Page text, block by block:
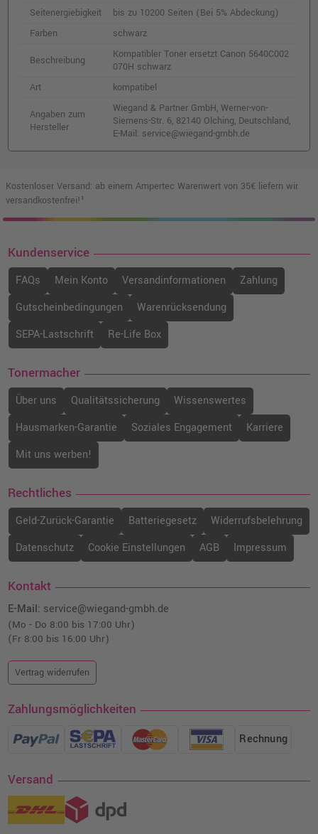
Seitenergiebigkeit
bis zu 10200 Seiten (Bei 5% Abdeckung)
Farben
schwarz
Beschreibung
Kompatibler Toner ersetzt Canon 5640C002
070H schwarz
Art
kompatibel
Angaben zum
Hersteller
Wiegand & Partner GmbH, Werner-von-
Siemens-Str. 6, 82140 Olching, Deutschland,
E-Mail: service@wiegand-gmbh.de
Kostenloser Versand: ab einem Ampertec Warenwert von 35€ liefern wir
versandkostenfrei!¹
Kundenservice
FAQs Mein Konto Versandinformationen
Zahlung
Gutscheinbedingungen
Warenrücksendung
SEPA-Lastschrift
Re-Life Box
Tonermacher
Über uns Qualitätssicherung
Wissenswertes
Hausmarken-Garantie
Soziales Engagement
Karriere
Mit uns werben!
Rechtliches
Geld-Zurück-Garantie Batteriegesetz
Widerrufsbelehrung
Datenschutz
Cookie Einstellungen AGB Impressum
Kontakt
E-Mail: service@wiegand-gmbh.de
(Mo - Do 8:00 bis 17:00 Uhr)
(Fr 8:00 bis 16:00 Uhr)
Vertrag widerrufen
Zahlungsmöglichkeiten
Rechnung
Versand